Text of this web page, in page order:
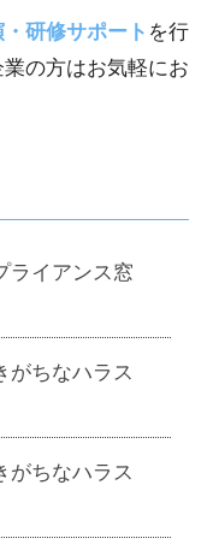
研修サポート を行
の方はお気軽にお
ライアンス窓
がちなハラス
がちなハラス